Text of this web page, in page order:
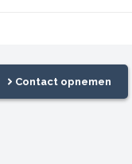
Contact opnemen